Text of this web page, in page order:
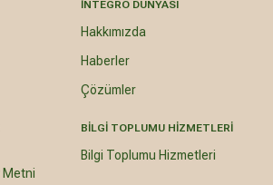
İNTEGRO DÜNYASI
Hakkımızda
Haberler
Çözümler
Metni
BILGI TOPLUMU HIZMETLERI
Bilgi Toplumu Hizmetleri